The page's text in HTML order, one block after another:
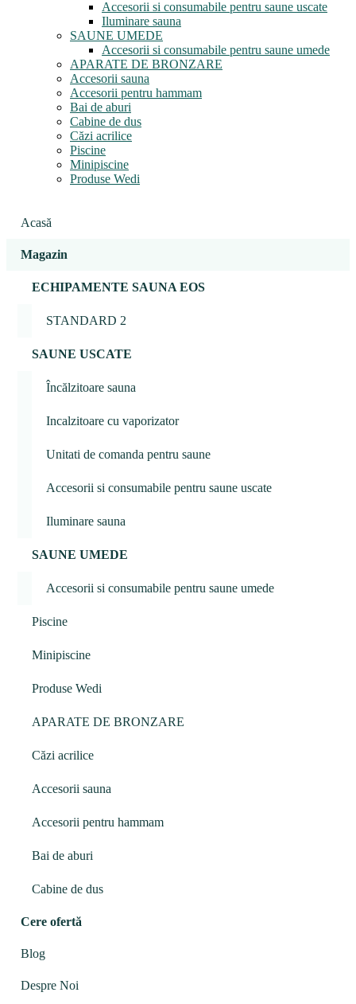
Accesorii si consumabile pentru saune uscate
Iluminare sauna
SAUNE UMEDE
Accesorii si consumabile pentru saune umede
APARATE DE BRONZARE
Accesorii sauna
Accesorii pentru hammam
Bai de aburi
Cabine de dus
Căzi acrilice
Piscine
Minipiscine
Produse Wedi
Acasă
Magazin
ECHIPAMENTE SAUNA EOS
STANDARD 2
SAUNE USCATE
Încălzitoare sauna
Incalzitoare cu vaporizator
Unitati de comanda pentru saune
Accesorii si consumabile pentru saune uscate
Iluminare sauna
SAUNE UMEDE
Accesorii si consumabile pentru saune umede
Piscine
Minipiscine
Produse Wedi
APARATE DE BRONZARE
Căzi acrilice
Accesorii sauna
Accesorii pentru hammam
Bai de aburi
Cabine de dus
Cere ofertă
Blog
Despre Noi